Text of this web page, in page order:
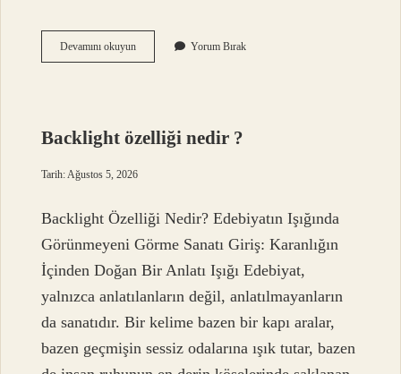
Devamını okuyunBaltaya
sap
?
Yorum Bırak
Backlight özelliği nedir ?
Tarih: Ağustos 5, 2026
Backlight Özelliği Nedir? Edebiyatın Işığında
Görünmeyeni Görme Sanatı Giriş: Karanlığın
İçinden Doğan Bir Anlatı Işığı Edebiyat,
yalnızca anlatılanların değil, anlatılmayanların
da sanatıdır. Bir kelime bazen bir kapı aralar,
bazen geçmişin sessiz odalarına ışık tutar, bazen